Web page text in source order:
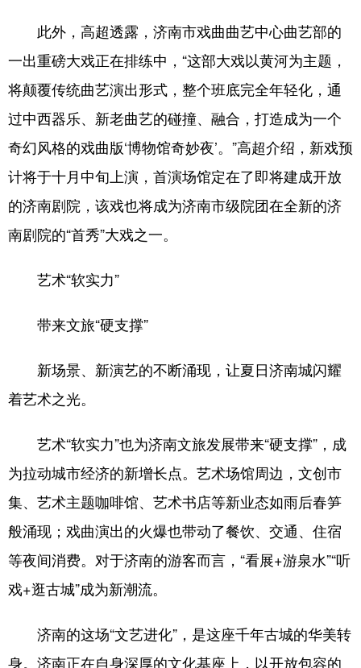
此外，高超透露，济南市戏曲曲艺中心曲艺部的
一出重磅大戏正在排练中，“这部大戏以黄河为主题，
将颠覆传统曲艺演出形式，整个班底完全年轻化，通
过中西器乐、新老曲艺的碰撞、融合，打造成为一个
奇幻风格的戏曲版‘博物馆奇妙夜’。”高超介绍，新戏预
计将于十月中旬上演，首演场馆定在了即将建成开放
的济南剧院，该戏也将成为济南市级院团在全新的济
南剧院的“首秀”大戏之一。
艺术“软实力”
带来文旅“硬支撑”
新场景、新演艺的不断涌现，让夏日济南城闪耀
着艺术之光。
艺术“软实力”也为济南文旅发展带来“硬支撑”，成
为拉动城市经济的新增长点。艺术场馆周边，文创市
集、艺术主题咖啡馆、艺术书店等新业态如雨后春笋
般涌现；戏曲演出的火爆也带动了餐饮、交通、住宿
等夜间消费。对于济南的游客而言，“看展+游泉水”“听
戏+逛古城”成为新潮流。
济南的这场“文艺进化”，是这座千年古城的华美转
身。济南正在自身深厚的文化基座上，以开放包容的